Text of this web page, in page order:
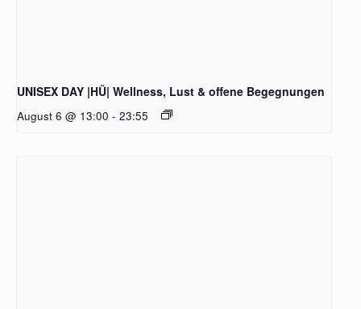
UNISEX DAY |HÜ| Wellness, Lust & offene Begegnungen
August 6 @ 13:00 - 23:55